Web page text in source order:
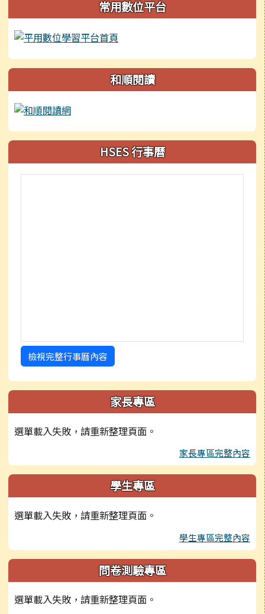
常用數位平台
和順閱讀
HSES 行事曆
檢視完整行事曆內容
家長專區
選單載入失敗，請重新整理頁面。
家長專區完整內容
學生專區
選單載入失敗，請重新整理頁面。
學生專區完整內容
問卷測驗專區
選單載入失敗，請重新整理頁面。